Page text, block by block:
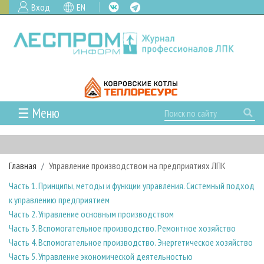
Вход EN
☰ Меню
ГЛАВНАЯ
РУБРИКИ И ТЕМЫ
РУБРИКИ ЖУРНАЛА
ЛЕСНОЕ ХОЗЯЙСТВО
ЛЕСОЗАГОТОВКА
ЛЕСОПИЛЕНИЕ
ДЕРЕВООБРАБОТКА
НОВОСТИ
КАЛЕНДАРЬ СОБЫТИЙ
НОВОСТИ ЛПК
НОВОСТИ ЖУРНАЛА
НОВОСТИ КОМПАНИЙ
ПРОЕКТЫ ЛПИ
АНАЛИТИКА
ПРЕДПРИЯТИЯ ЛПК
ЛЕСНЫЕ РЕГИОНЫ РОССИИ
АРХИВ
АРХИВ ЖУРНАЛОВ
СТАТЬИ
О ЖУРНАЛЕ
ПОДПИСКА
РЕКЛАМОДАТЕЛЯМ
Главная
Управление производством на предприятиях ЛПК
Часть 1. Принципы, методы и функции управления. Системный подход
к управлению предприятием
Часть 2. Управление основным производством
Часть 3. Вспомогательное производство. Ремонтное хозяйство
Часть 4. Вспомогательное производство. Энергетическое хозяйство
Часть 5. Управление экономической деятельностью